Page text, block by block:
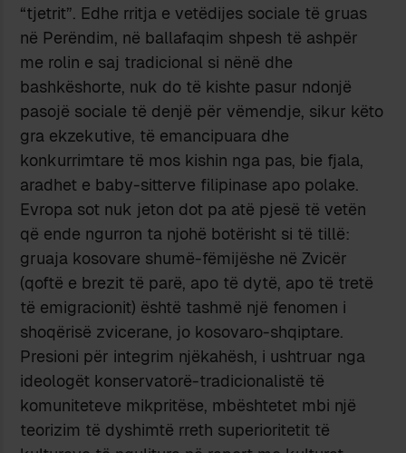
“tjetrit”. Edhe rritja e vetëdijes sociale të gruas
në Perëndim, në ballafaqim shpesh të ashpër
me rolin e saj tradicional si nënë dhe
bashkëshorte, nuk do të kishte pasur ndonjë
pasojë sociale të denjë për vëmendje, sikur këto
gra ekzekutive, të emancipuara dhe
konkurrimtare të mos kishin nga pas, bie fjala,
aradhet e baby-sitterve filipinase apo polake.
Evropa sot nuk jeton dot pa atë pjesë të vetën
që ende ngurron ta njohë botërisht si të tillë:
gruaja kosovare shumë-fëmijëshe në Zvicër
(qoftë e brezit të parë, apo të dytë, apo të tretë
të emigracionit) është tashmë një fenomen i
shoqërisë zvicerane, jo kosovaro-shqiptare.
Presioni për integrim njëkahësh, i ushtruar nga
ideologët konservatorë-tradicionalistë të
komuniteteve mikpritëse, mbështetet mbi një
teorizim të dyshimtë rreth superioritetit të